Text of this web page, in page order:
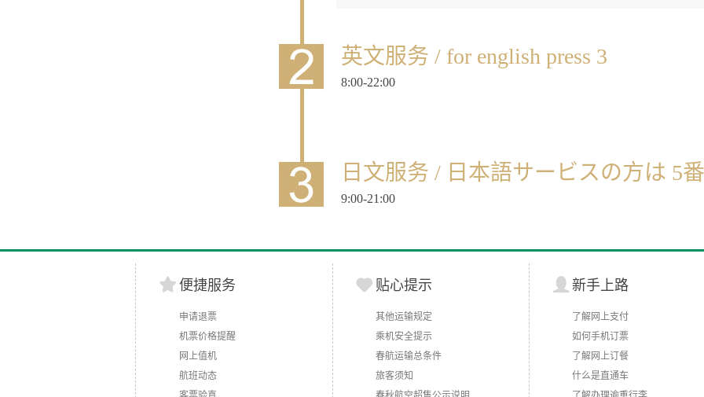
英文服务 / for english press 3
8:00-22:00
日文服务 / 日本語サービスの方は 5
9:00-21:00
便捷服务
申请退票
机票价格提醒
网上值机
航班动态
贴心提示
其他运输规定
乘机安全提示
春航运输总条件
旅客须知
新手上路
了解网上支付
如何手机订票
了解网上订餐
什么是直通车